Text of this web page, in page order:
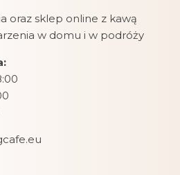
oraz sklep online z kawą
w domu i w podróży